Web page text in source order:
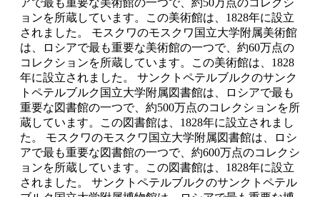
アで最も重要な美術館の一つで、約50万点のコレクシ
ョンを所蔵しています。この美術館は、1828年に設立
されました。 モスクワのモスクワ国立大学附属美術館
は、ロシアで最も重要な美術館の一つで、約60万点の
コレクションを所蔵しています。この美術館は、1828
年に設立されました。 サンクトペテルブルクのサンク
トペテルブルク国立大学附属図書館は、ロシアで最も
重要な図書館の一つで、約500万点のコレクションを所
蔵しています。この図書館は、1828年に設立されまし
た。 モスクワのモスクワ国立大学附属図書館は、ロシ
アで最も重要な図書館の一つで、約600万点のコレクシ
ョンを所蔵しています。この図書館は、1828年に設立
されました。 サンクトペテルブルクのサンクトペテル